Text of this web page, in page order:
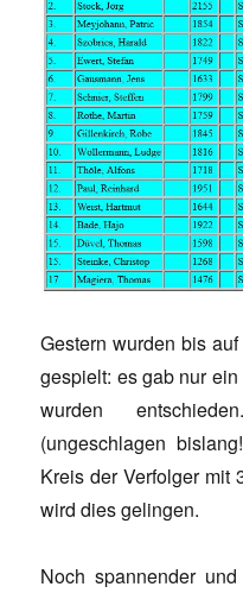
Gestern wurden bis
gespielt: es gab nur
wurden
(ungeschlagen
Kreis der Verfolger mit
wird dies gelingen.
Noch spannender